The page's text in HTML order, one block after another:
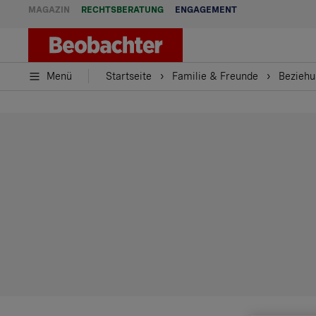
MAGAZIN RECHTSBERATUNG ENGAGEMENT
Menü Startseite Familie & Freunde